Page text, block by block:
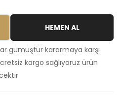
HEMEN AL
gümüştür kararmaya karşı
kargo sağlıyoruz ürün